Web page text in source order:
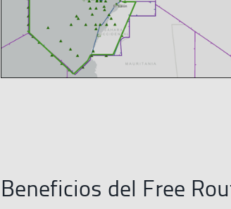
Beneficios del Free